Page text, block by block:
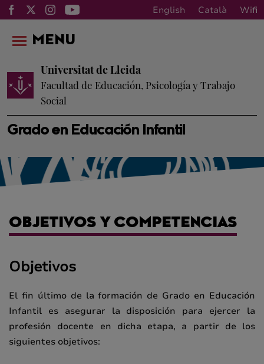
English Català Wifi
Grado en Educación Infantil
Universitat de Lleida
Facultad de Educación, Psicología y Trabajo
Social
MENU
OBJETIVOS Y COMPETENCIAS
Objetivos
El fin último de la formación de Grado en Educación
Infantil es asegurar la disposición para ejercer la
profesión docente en dicha etapa, a partir de los
siguientes objetivos: